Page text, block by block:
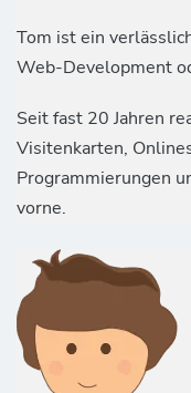
Tom ist ein
Web-Development
Seit fast 20 Jahren
Visitenkarten,
Programmierungen
vorne.